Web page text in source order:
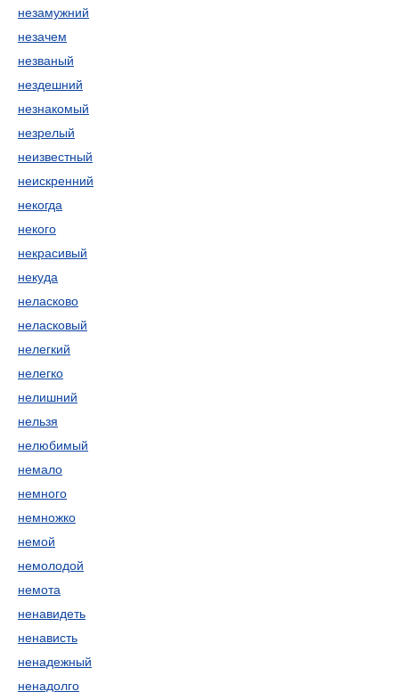
незамужний
незачем
незваный
нездешний
незнакомый
незрелый
неизвестный
неискренний
некогда
некого
некрасивый
некуда
неласково
неласковый
нелегкий
нелегко
нелишний
нельзя
нелюбимый
немало
немного
немножко
немой
немолодой
немота
ненавидеть
ненависть
ненадежный
ненадолго